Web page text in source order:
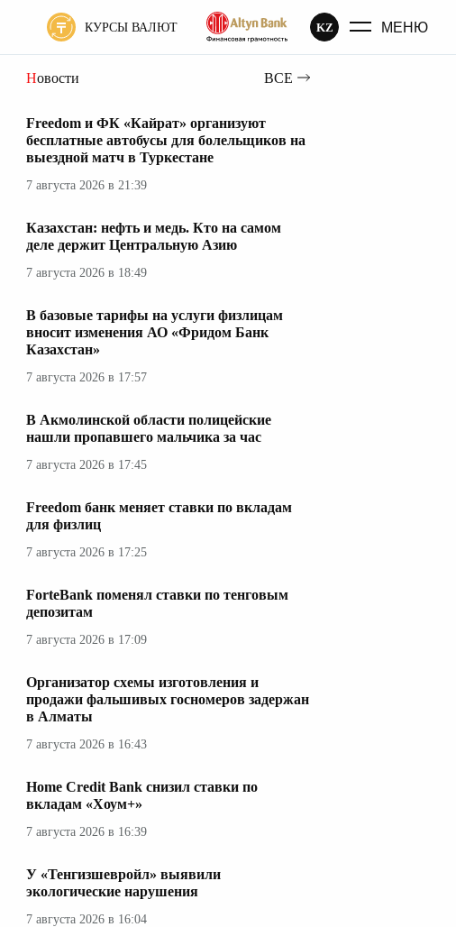
КУРСЫ ВАЛЮТ KZ МЕНЮ
Новости ВСЕ
Freedom и ФК «Кайрат» организуют
бесплатные автобусы для болельщиков на
выездной матч в Туркестане
7 августа 2026 в 21:39
Казахстан: нефть и медь. Кто на самом
деле держит Центральную Азию
7 августа 2026 в 18:49
В базовые тарифы на услуги физлицам
вносит изменения АО «Фридом Банк
Казахстан»
7 августа 2026 в 17:57
В Акмолинской области полицейские
нашли пропавшего мальчика за час
7 августа 2026 в 17:45
Freedom банк меняет ставки по вкладам
для физлиц
7 августа 2026 в 17:25
ForteBank поменял ставки по тенговым
депозитам
7 августа 2026 в 17:09
Организатор схемы изготовления и
продажи фальшивых госномеров задержан
в Алматы
7 августа 2026 в 16:43
Home Credit Bank снизил ставки по
вкладам «Хоум+»
7 августа 2026 в 16:39
У «Тенгизшевройл» выявили
экологические нарушения
7 августа 2026 в 16:04